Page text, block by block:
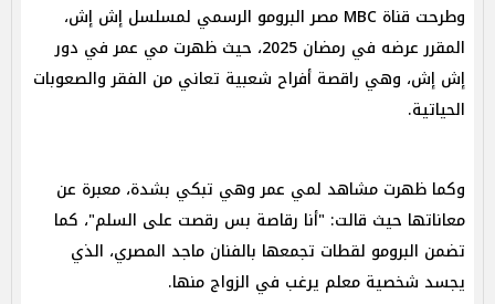
​​وطرحت قناة MBC مصر البرومو الرسمي لمسلسل إش إش،
المقرر عرضه في رمضان 2025، حيث ظهرت مي عمر في دور
إش إش، وهي راقصة أفراح شعبية تعاني من الفقر والصعوبات
الحياتية.
وكما ظهرت مشاهد لمي عمر وهي تبكي بشدة، معبرة عن
معاناتها حيث قالت: "أنا رقاصة بس رقصت على السلم"، كما
تضمن البرومو لقطات تجمعها بالفنان ماجد المصري، الذي
يجسد شخصية معلم يرغب في الزواج منها.